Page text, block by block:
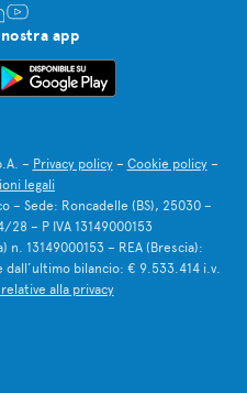
app
– Privacy policy– Cookie policy–
legali
– Sede: Roncadelle (BS), 25030 –
– P IVA 13149000153
n. 13149000153 – REA (Brescia):
bilancio: € 9.533.414 i.v.
alla privacy